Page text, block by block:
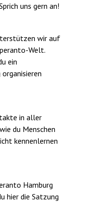
uns gern an!
wir auf
Welt.
ein
in aller
du Menschen
kennenler­nen
Hamburg
hier die Satzung